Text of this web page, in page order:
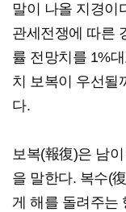
말이 나올 지경이
관세전쟁에 따른
률 전망치를 1%
치 보복이 우선될
다.
보복(報復)은 남
을 말한다. 복수(
게 해를 돌려주는